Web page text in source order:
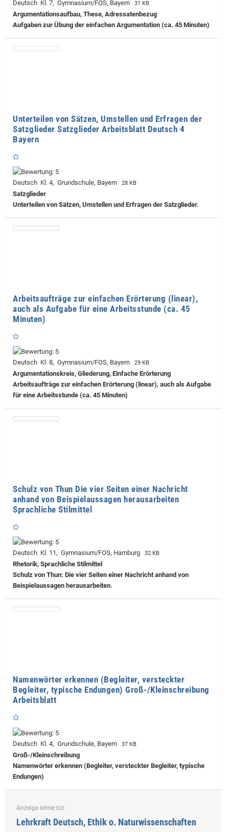
Deutsch Kl. 7, Gymnasium/FOS, Bayern 31 KB
Argumentationsaufbau, These, Adressatenbezug
Aufgaben zur Übung der einfachen Argumentation (ca. 45 Minuten)
Unterteilen von Sätzen, Umstellen und Erfragen der
Satzglieder Satzglieder Arbeitsblatt Deutsch 4
Bayern
Deutsch Kl. 4, Grundschule, Bayern 28 KB
Satzglieder
Unterteilen von Sätzen, Umstellen und Erfragen der Satzglieder.
Arbeitsaufträge zur einfachen Erörterung (linear),
auch als Aufgabe für eine Arbeitsstunde (ca. 45
Minuten)
Deutsch Kl. 8, Gymnasium/FOS, Bayern 29 KB
Argumentationskreis, Gliederung, Einfache Erörterung
Arbeitsaufträge zur einfachen Erörterung (linear), auch als Aufgabe
für eine Arbeitsstunde (ca. 45 Minuten)
Schulz von Thun Die vier Seiten einer Nachricht
anhand von Beispielaussagen herausarbeiten
Sprachliche Stilmittel
Deutsch Kl. 11, Gymnasium/FOS, Hamburg 32 KB
Rhetorik, Sprachliche Stilmittel
Schulz von Thun: Die vier Seiten einer Nachricht anhand von
Beispielaussagen herausarbeiten.
Namenwörter erkennen (Begleiter, versteckter
Begleiter, typische Endungen) Groß-/Kleinschreibung
Arbeitsblatt
Deutsch Kl. 4, Grundschule, Bayern 37 KB
Groß-/Kleinschreibung
Namenwörter erkennen (Begleiter, versteckter Begleiter, typische
Endungen)
Anzeige lehrer.biz
Lehrkraft Deutsch, Ethik o. Naturwissenschaften